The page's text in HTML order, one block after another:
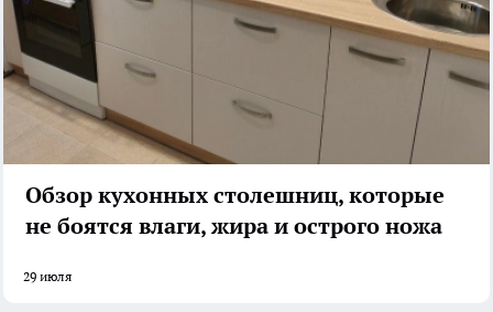
Обзор кухонных столешниц, которые
не боятся влаги, жира и острого ножа
29 июля